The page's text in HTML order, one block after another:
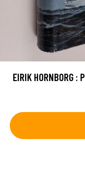
EIRIK HORNBORG :